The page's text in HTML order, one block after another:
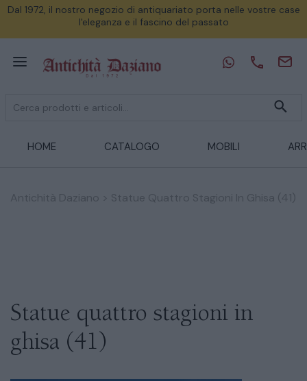
Dal 1972, il nostro negozio di antiquariato porta nelle vostre case
l'eleganza e il fascino del passato
HOME CATALOGO MOBILI
Antichità Daziano Statue Quattro Stagioni In Ghisa (41)
Statue quattro stagioni in
ghisa (41)